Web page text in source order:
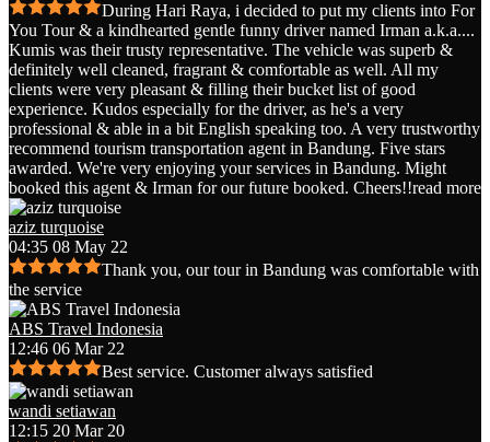
During Hari Raya, i decided to put my clients into For
You Tour & a kindhearted gentle funny driver named Irman a.k.a....
Kumis was their trusty representative. The vehicle was superb &
definitely well cleaned, fragrant & comfortable as well. All my
clients were very pleasant & filling their bucket list of good
experience. Kudos especially for the driver, as he's a very
professional & able in a bit English speaking too. A very trustworthy
recommend tourism transportation agent in Bandung. Five stars
awarded. We're very enjoying your services in Bandung. Might
booked this agent & Irman for our future booked. Cheers!!read more
aziz turquoise
04:35 08 May 22
Thank you, our tour in Bandung was comfortable with
the service
ABS Travel Indonesia
12:46 06 Mar 22
Best service. Customer always satisfied
wandi setiawan
12:15 20 Mar 20